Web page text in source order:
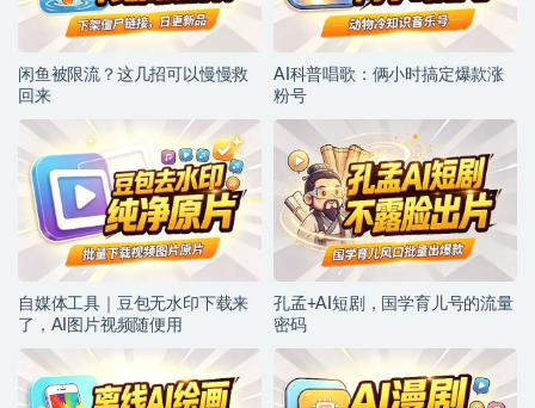
闲鱼被限流？这几招可以慢慢救
回来
AI科普唱歌：俩小时搞定爆款涨
粉号
自媒体工具｜豆包无水印下载来
了，AI图片视频随便用
孔孟+AI短剧，国学育儿号的流量
密码